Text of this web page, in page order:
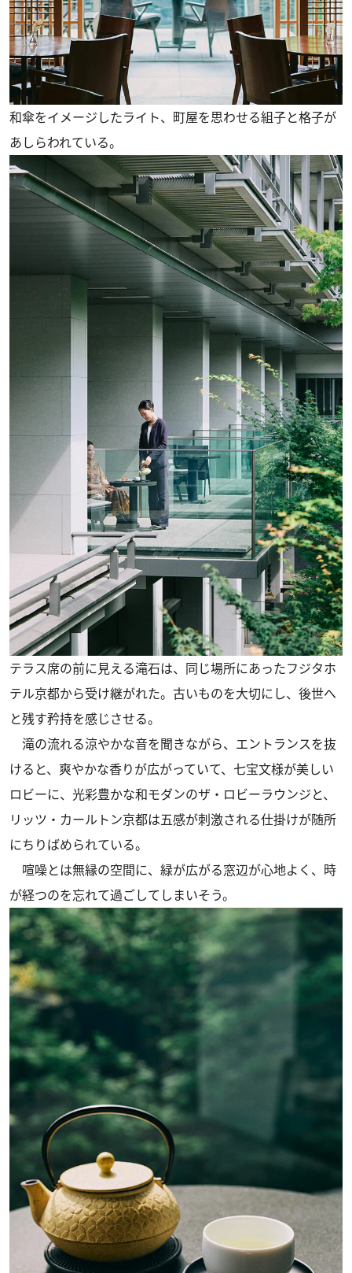
和傘をイメージしたライト、町屋を思わせる組子と格子が
あしらわれている。
テラス席の前に見える滝石は、同じ場所にあったフジタホ
テル京都から受け継がれた。古いものを大切にし、後世へ
と残す矜持を感じさせる。
滝の流れる涼やかな音を聞きながら、エントランスを抜
けると、爽やかな香りが広がっていて、七宝文様が美しい
ロビーに、光彩豊かな和モダンのザ・ロビーラウンジと、
リッツ・カールトン京都は五感が刺激される仕掛けが随所
にちりばめられている。
喧噪とは無縁の空間に、緑が広がる窓辺が心地よく、時
が経つのを忘れて過ごしてしまいそう。